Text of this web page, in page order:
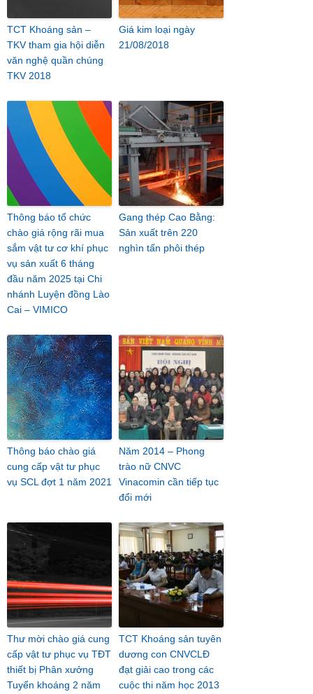
TCT Khoáng sản –
TKV tham gia hội diễn
văn nghệ quần chúng
TKV 2018
Giá kim loại ngày
21/08/2018
Thông báo tổ chức
chào giá rộng rãi mua
sắm vật tư cơ khí phục
vụ sản xuất 6 tháng
đầu năm 2025 tại Chi
nhánh Luyện đồng Lào
Cai – VIMICO
Gang thép Cao Bằng:
Sản xuất trên 220
nghìn tấn phôi thép
Thông báo chào giá
cung cấp vật tư phục
vụ SCL đợt 1 năm 2021
Năm 2014 – Phong
trào nữ CNVC
Vinacomin cần tiếp tục
đổi mới
Thư mời chào giá cung
cấp vật tư phục vụ TĐT
thiết bị Phân xưởng
Tuyển khoáng 2 năm
TCT Khoáng sản tuyên
dương con CNVCLĐ
đạt giải cao trong các
cuộc thi năm học 2013